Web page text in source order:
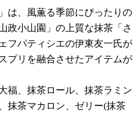
は、風薫る季節にぴったりの
政小山園」の上質な抹茶「さ
フパティシエの伊東友一氏が
プリを融合させたアイテムが
福、抹茶ロール、抹茶ラミン
抹茶マカロン、ゼリー(抹茶